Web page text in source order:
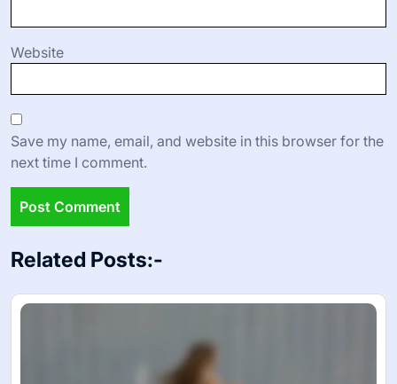
Website
Save my name, email, and website in this browser for the
next time I comment.
Related Posts:-